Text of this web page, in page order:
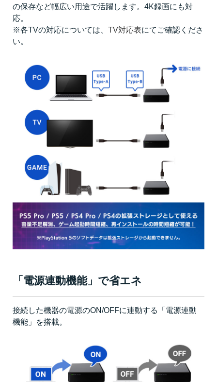
の保存など幅広い用途で活躍します。4K録画にも対
応。
※各TVの対応については、TV対応表にてご確認くださ
い。
「電源連動機能」で省エネ
接続した機器の電源のON/OFFに連動する「電源連動
機能」を搭載。